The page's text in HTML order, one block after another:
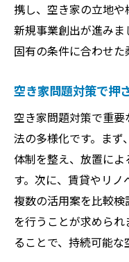
携し、空き家の立地
新規事業創出が進み
固有の条件に合わせた
空き家問題対策で押
空き家問題対策で重
法の多様化です。ま
体制を整え、放置に
す。次に、賃貸やリ
複数の活用案を比較
を行うことが求めら
ることで、持続可能な